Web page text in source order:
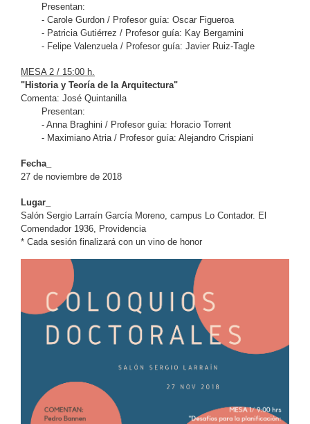
Presentan:
- Carole Gurdon / Profesor guía: Oscar Figueroa
- Patricia Gutiérrez / Profesor guía: Kay Bergamini
- Felipe Valenzuela / Profesor guía: Javier Ruiz-Tagle
MESA 2 / 15:00 h.
"Historia y Teoría de la Arquitectura"
Comenta: José Quintanilla
Presentan:
- Anna Braghini / Profesor guía: Horacio Torrent
- Maximiano Atria / Profesor guía: Alejandro Crispiani
Fecha_
27 de noviembre de 2018
Lugar_
Salón Sergio Larraín García Moreno, campus Lo Contador. El
Comendador 1936, Providencia
* Cada sesión finalizará con un vino de honor